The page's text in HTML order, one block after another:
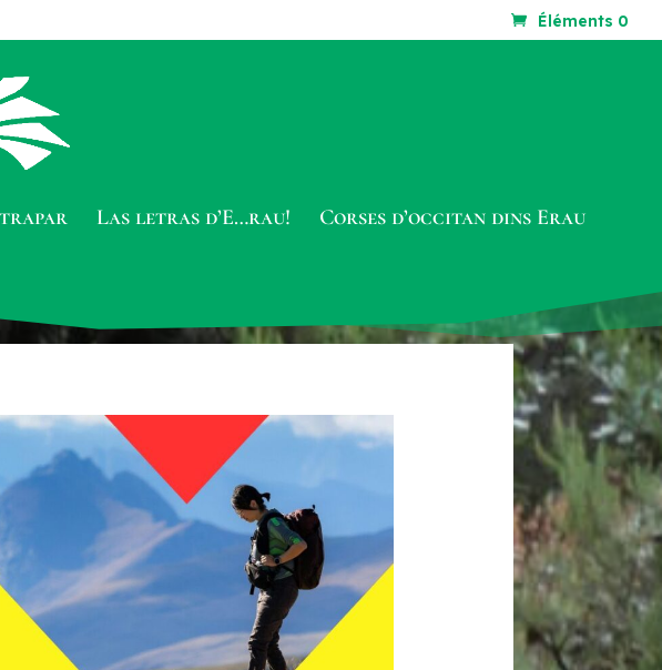
Éléments 0
Las letras d’E…rau! Corses d’occitan dins Erau